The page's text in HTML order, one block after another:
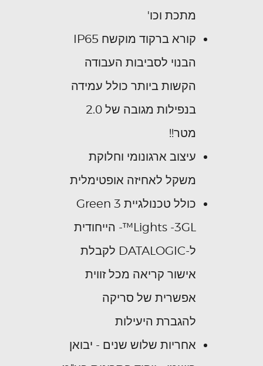
מתכת וכו'
קורא ברקוד מוקשח IP65
הבנוי לסביבות העבודה
הקשות ביותר כולל עמידה
בנפילות מגובה של 2.0
מטר!!
עיצוב ארגונומי וחלוקת
משקל לאחיזה אופטימלית
כולל טכנולגיית 3 Green
Lights -3GL™- הייחודית
ל-DATALOGIC לקבלת
אישור קריאה מכל זווית
אפשרית של סריקה
להגברת היעילות
אחריות שלוש שנים - יבואן